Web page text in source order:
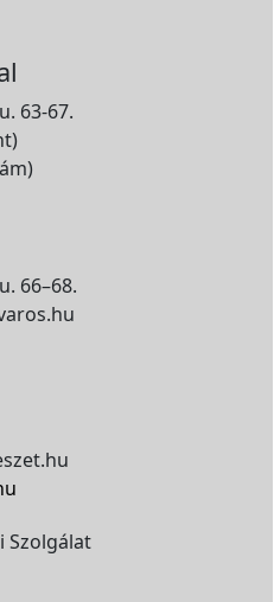
63-67.
66–68.
Szolgálat